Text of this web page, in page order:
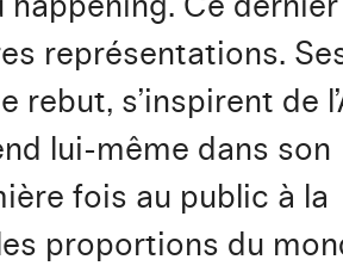
représentations.
s’inspirent de
lui-même dans son
fois au public à la
proportions du